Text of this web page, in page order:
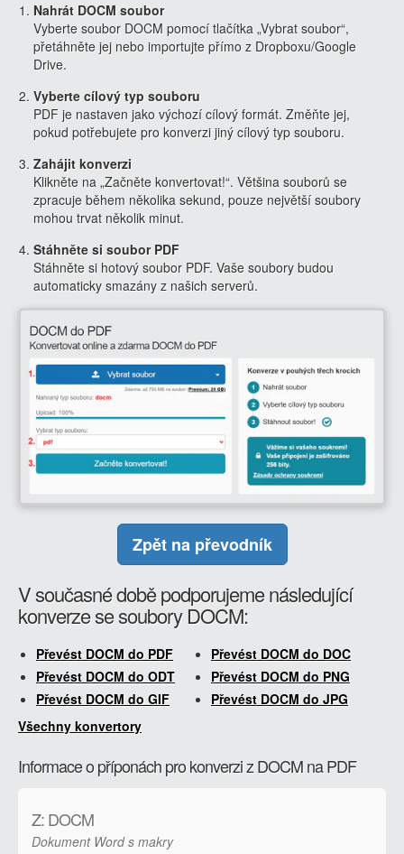
Nahrát DOCM soubor
Vyberte soubor DOCM pomocí tlačítka „Vybrat soubor“,
přetáhněte jej nebo importujte přímo z Dropboxu/Google
Drive.
Vyberte cílový typ souboru
PDF je nastaven jako výchozí cílový formát. Změňte jej,
pokud potřebujete pro konverzi jiný cílový typ souboru.
Zahájit konverzi
Klikněte na „Začněte konvertovat!“. Většina souborů se
zpracuje během několika sekund, pouze největší soubory
mohou trvat několik minut.
Stáhněte si soubor PDF
Stáhněte si hotový soubor PDF. Vaše soubory budou
automaticky smazány z našich serverů.
Zpět na převodník
V současné době podporujeme následující
konverze se soubory DOCM:
Převést DOCM do PDF
Převést DOCM do DOC
Převést DOCM do ODT
Převést DOCM do PNG
Převést DOCM do GIF
Převést DOCM do JPG
Všechny konvertory
Informace o příponách pro konverzi z DOCM na PDF
Z: DOCM
Dokument Word s makry